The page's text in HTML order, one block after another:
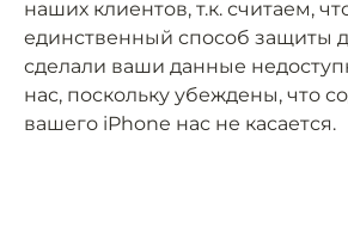
наших клиентов, т.к. считаем,
единственный способ защиты
сделали ваши данные
нас, поскольку убеждены, что
вашего iPhone нас не касается.